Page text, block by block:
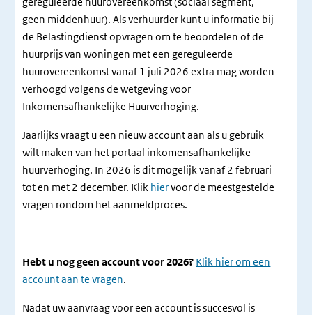
geen middenhuur). Als verhuurder kunt u informatie bij
de Belastingdienst opvragen om te beoordelen of de
huurprijs van woningen met een gereguleerde
huurovereenkomst vanaf 1 juli 2026 extra mag worden
verhoogd volgens de wetgeving voor
Inkomensafhankelijke Huurverhoging.
Jaarlijks vraagt u een nieuw account aan als u gebruik
wilt maken van het portaal inkomensafhankelijke
huurverhoging. In 2026 is dit mogelijk vanaf 2 februari
tot en met 2 december. Klik hiervoor de meestgestelde
vragen rondom het aanmeldproces.
Hebt u nog geen account voor 2026? Klik hier om een
account aan te vragen.
Nadat uw aanvraag voor een account is succesvol is